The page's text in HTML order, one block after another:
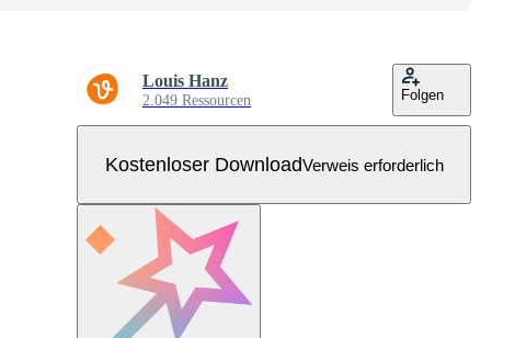
Louis Hanz
2.049 Ressourcen Folgen
Kostenloser DownloadVerweis erforderlich